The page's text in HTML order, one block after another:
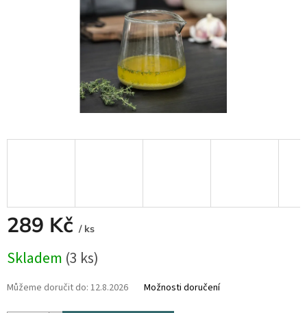
289 Kč / ks
cena:
Skladem (3 ks)
Můžeme doručit do: 12.8.2026 Možnosti doručení